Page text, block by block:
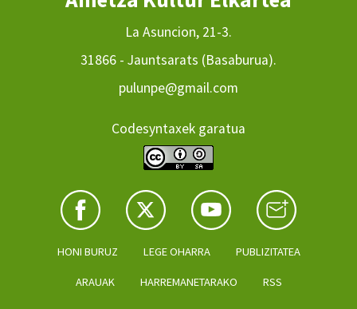
La Asuncion, 21-3.
31866 - Jauntsarats (Basaburua).
pulunpe@gmail.com
Codesyntaxek garatua
HONI BURUZ LEGE OHARRA PUBLIZITATEA
ARAUAK HARREMANETARAKO RSS